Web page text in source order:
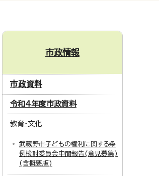
市政情報
市政資料
令和4年度市政資料
教育・文化
武蔵野市子どもの権利に関する条
例検討委員会中間報告(意見募集)
(含概要版)